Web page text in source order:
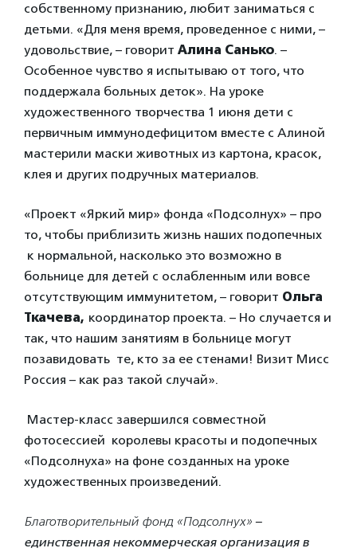
собственному признанию, любит заниматься с
детьми. «Для меня время, проведенное с ними, –
удовольствие, – говорит Алина Санько. –
Особенное чувство я испытываю от того, что
поддержала больных деток». На уроке
художественного творчества 1 июня дети с
первичным иммунодефицитом вместе с Алиной
мастерили маски животных из картона, красок,
клея и других подручных материалов.
«Проект «Яркий мир» фонда «Подсолнух» – про
то, чтобы приблизить жизнь наших подопечных
к нормальной, насколько это возможно в
больнице для детей с ослабленным или вовсе
отсутствующим иммунитетом, – говорит Ольга
Ткачева, координатор проекта. – Но случается и
так, что нашим занятиям в больнице могут
позавидовать те, кто за ее стенами! Визит Мисс
Россия – как раз такой случай».
Мастер-класс завершился совместной
фотосессией королевы красоты и подопечных
«Подсолнуха» на фоне созданных на уроке
художественных произведений.
Благотворительный фонд «Подсолнух» –
единственная некоммерческая организация в